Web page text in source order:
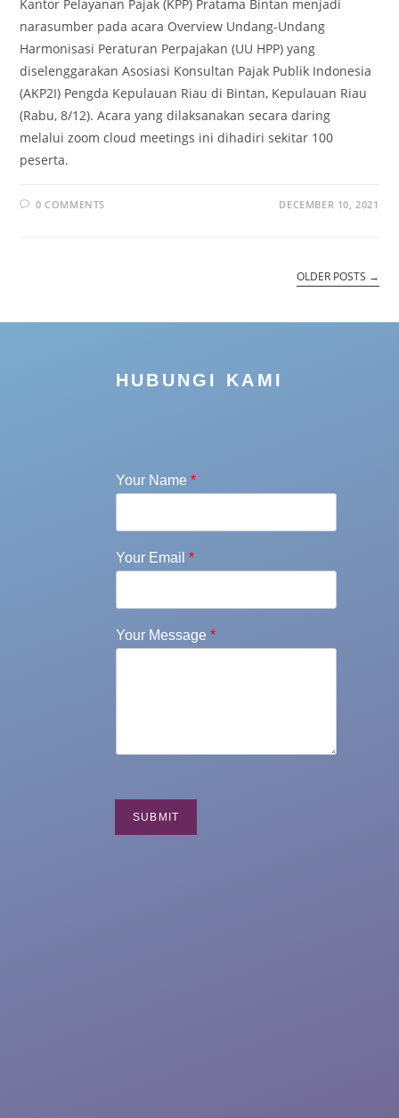
Kantor Pelayanan Pajak (KPP) Pratama Bintan menjadi
narasumber pada acara Overview Undang-Undang
Harmonisasi Peraturan Perpajakan (UU HPP) yang
diselenggarakan Asosiasi Konsultan Pajak Publik Indonesia
(AKP2I) Pengda Kepulauan Riau di Bintan, Kepulauan Riau
(Rabu, 8/12). Acara yang dilaksanakan secara daring
melalui zoom cloud meetings ini dihadiri sekitar 100
peserta.
0 COMMENTS DECEMBER 10, 2021
OLDER POSTS →
HUBUNGI KAMI
Your Name *
Your Email *
Your Message *
SUBMIT